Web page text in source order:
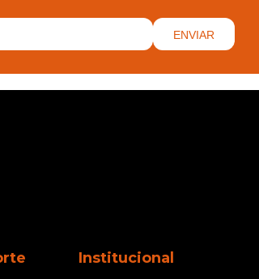
ENVIAR
Institucional